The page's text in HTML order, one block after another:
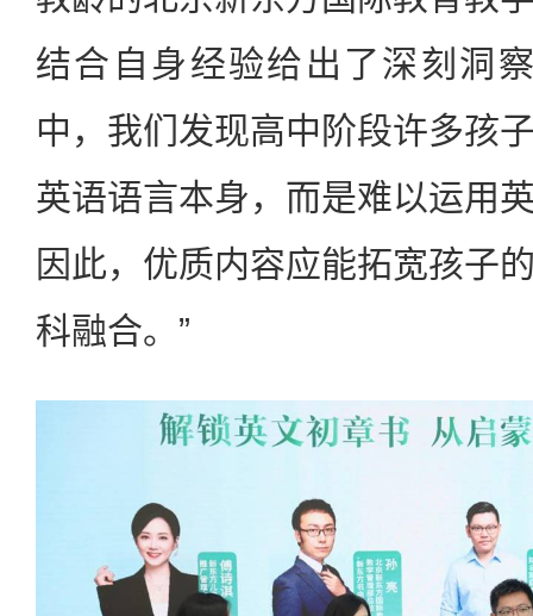
结合自身经验给出了深刻洞
中，我们发现高中阶段许多孩
英语语言本身，而是难以运用
因此，优质内容应能拓宽孩子
科融合。”